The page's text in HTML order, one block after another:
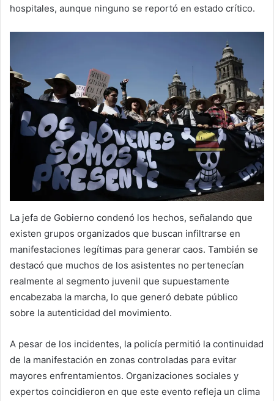
hospitales, aunque ninguno se reportó en estado crítico.
La jefa de Gobierno condenó los hechos, señalando que
existen grupos organizados que buscan infiltrarse en
manifestaciones legítimas para generar caos. También se
destacó que muchos de los asistentes no pertenecían
realmente al segmento juvenil que supuestamente
encabezaba la marcha, lo que generó debate público
sobre la autenticidad del movimiento.
A pesar de los incidentes, la policía permitió la continuidad
de la manifestación en zonas controladas para evitar
mayores enfrentamientos. Organizaciones sociales y
expertos coincidieron en que este evento refleja un clima